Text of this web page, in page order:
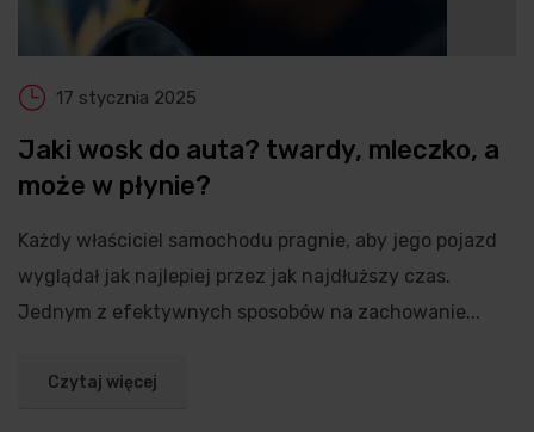
17 stycznia 2025
Jaki wosk do auta? twardy, mleczko, a
może w płynie?
Każdy właściciel samochodu pragnie, aby jego pojazd
wyglądał jak najlepiej przez jak najdłuższy czas.
Jednym z efektywnych sposobów na zachowanie...
Czytaj więcej